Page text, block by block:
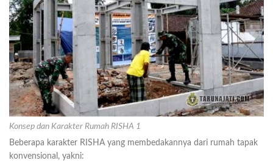
Konsep dan Karakter Rumah RISHA 1
Beberapa karakter RISHA yang membedakannya dari rumah tapak
konvensional, yakni: